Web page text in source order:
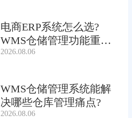
电商ERP系统怎么选?
WMS仓储管理功能重要
吗?
2026.08.06
WMS仓储管理系统能解
决哪些仓库管理痛点?
2026.08.06